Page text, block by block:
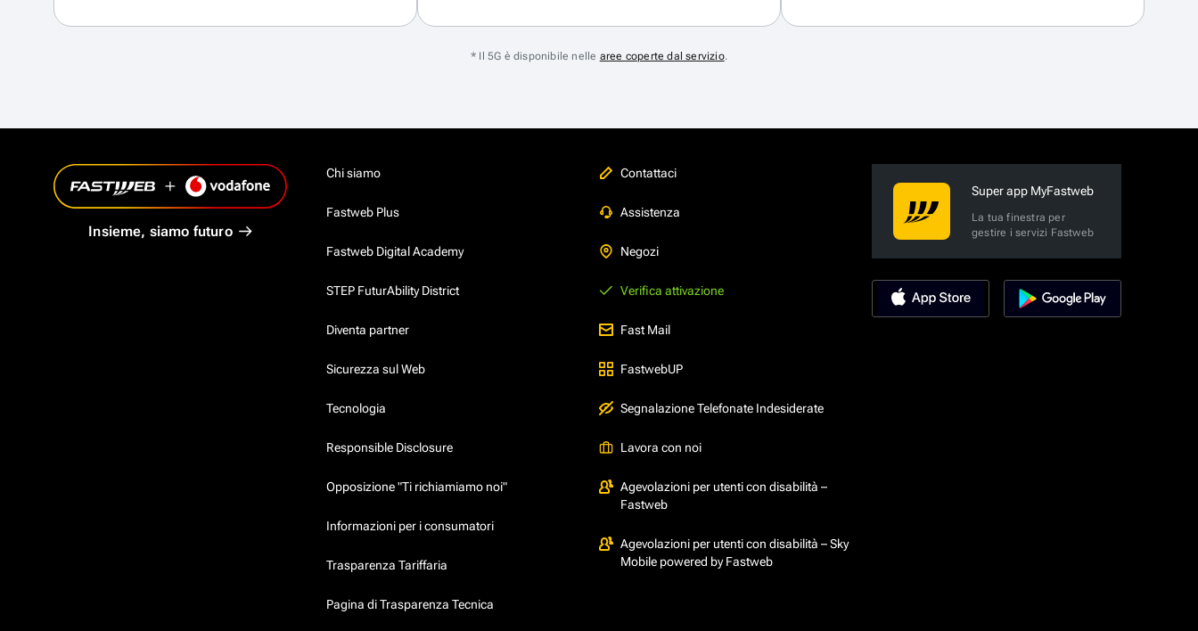
* Il 5G è disponibile nelle aree coperte dal servizio.
Insieme, siamo futuro
Chi siamo
Fastweb Plus
Fastweb Digital Academy
STEP FuturAbility District
Diventa partner
Sicurezza sul Web
Tecnologia
Responsible Disclosure
Opposizione "Ti richiamiamo noi"
Informazioni per i consumatori
Trasparenza Tariffaria
Pagina di Trasparenza Tecnica
Contattaci
Assistenza
Negozi
Verifica attivazione
Fast Mail
FastwebUP
Segnalazione Telefonate Indesiderate
Lavora con noi
Agevolazioni per utenti con disabilità –
Fastweb
Agevolazioni per utenti con disabilità – Sky
Mobile powered by Fastweb
Super app MyFastweb
La tua finestra per
gestire i servizi Fastweb